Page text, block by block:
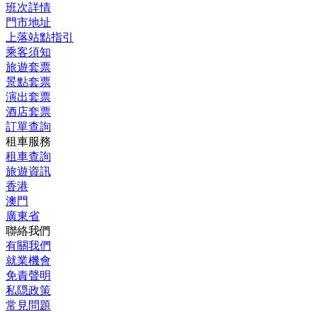
班次詳情
門市地址
上落站點指引
乘客須知
旅遊套票
景點套票
演出套票
酒店套票
訂單查詢
租車服務
租車查詢
旅遊資訊
香港
澳門
廣東省
聯絡我們
有關我們
就業機會
免責聲明
私隠政策
常見問題